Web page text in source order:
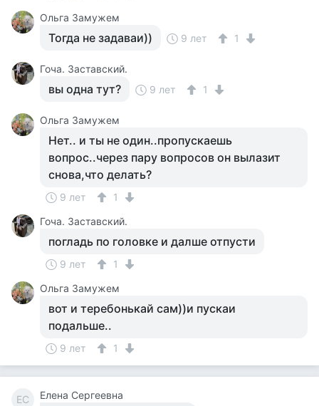
Ольга Замужем
Тогда не задаваи)) 9 лет 1
Гоча. Заставский.
вы одна тут? 9 лет 1
Ольга Замужем
Нет.. и ты не один..пропускаешь
вопрос..через пару вопросов он вылазит
снова,что делать?
9 лет
1
Гоча. Заставский.
погладь по головке и далше отпусти
9 лет
1
Ольга Замужем
вот и теребонькай сам))и пускаи
подальше..
9 лет 1
ЕС Елена Сергеевна